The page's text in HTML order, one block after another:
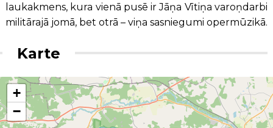
laukakmens, kura vienā pusē ir Jāņa Vītiņa varoņdarbi
militārajā jomā, bet otrā – viņa sasniegumi opermūzikā.
Karte
+
−